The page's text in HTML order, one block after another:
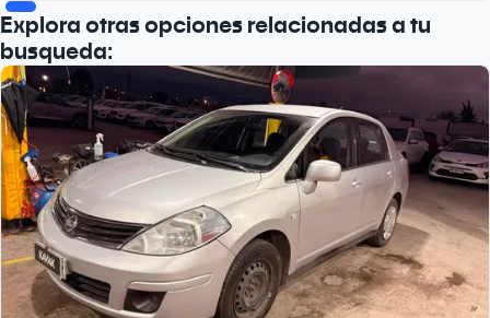
Explora otras opciones relacionadas a tu
busqueda: